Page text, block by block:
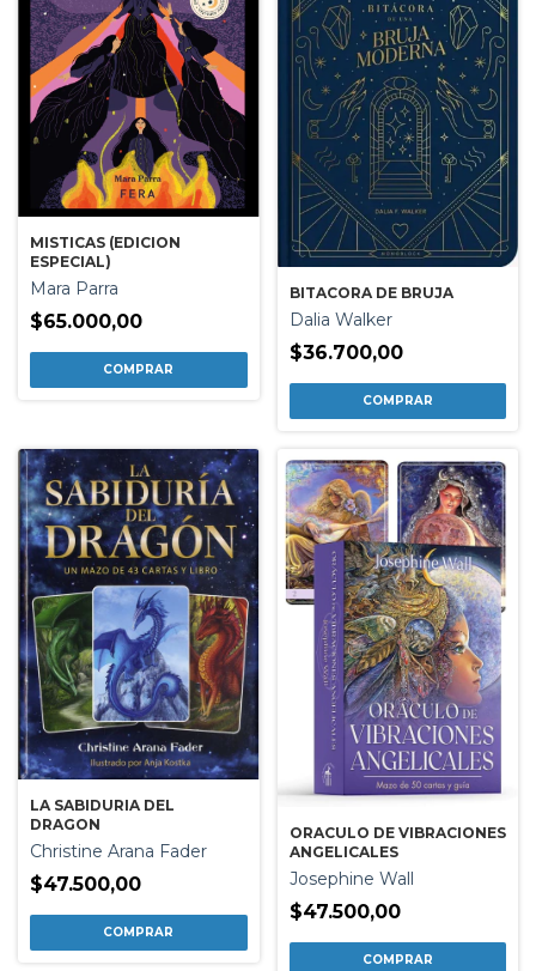
MISTICAS (EDICION
ESPECIAL)
Mara Parra
$65.000,00
BITACORA DE BRUJA
Dalia Walker
$36.700,00
LA SABIDURIA DEL
DRAGON
Christine Arana Fader
$47.500,00
ORACULO DE VIBRACIONES
ANGELICALES
Josephine Wall
$47.500,00